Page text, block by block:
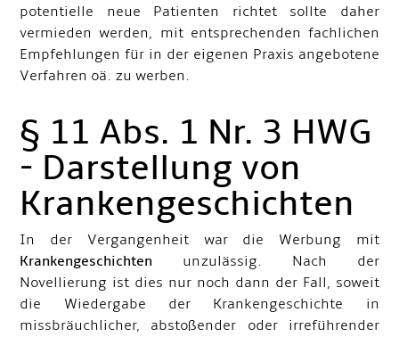
potentielle neue Patienten richtet sollte daher
vermieden werden, mit entsprechenden fachlichen
Empfehlungen für in der eigenen Praxis angebotene
Verfahren oä. zu werben.
§ 11 Abs. 1 Nr. 3 HWG
- Darstellung von
Krankengeschichten
In der Vergangenheit war die Werbung mit
Krankengeschichten unzulässig. Nach der
Novellierung ist dies nur noch dann der Fall, soweit
die Wiedergabe der Krankengeschichte in
missbräuchlicher, abstoßender oder irreführender